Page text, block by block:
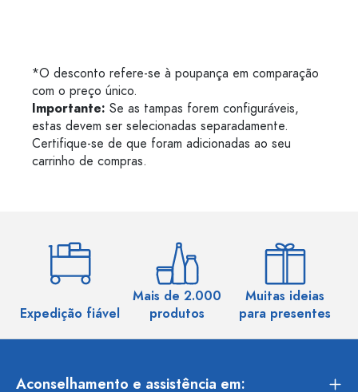
*O desconto refere-se à poupança em comparação
com o preço único.
Importante: Se as tampas forem configuráveis,
estas devem ser selecionadas separadamente.
Certifique-se de que foram adicionadas ao seu
carrinho de compras.
Expedição fiável
Mais de 2.000
produtos
Muitas ideias
para presentes
Aconselhamento e assistência em: